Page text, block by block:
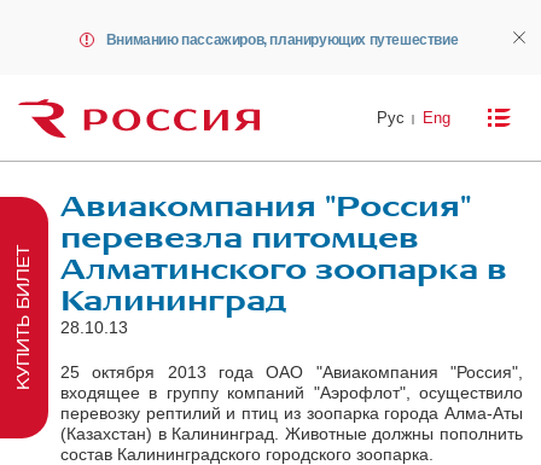
Вниманию пассажиров, планирующих путешествие
Рус Eng
Авиакомпания "Россия"
перевезла питомцев
Алматинского зоопарка в
Калининград
28.10.13
25 октября 2013 года ОАО "Авиакомпания "Россия",
входящее в группу компаний "Аэрофлот", осуществило
перевозку рептилий и птиц из зоопарка города Алма-Аты
(Казахстан) в Калининград. Животные должны пополнить
состав Калининградского городского зоопарка.
КУПИТЬ БИЛЕТ